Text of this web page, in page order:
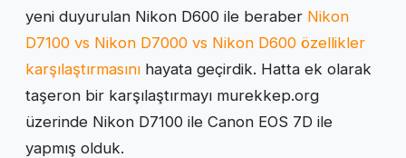
yeni duyurulan Nikon D600 ile beraber Nikon
D7100 vs Nikon D7000 vs Nikon D600 özellikler
karşılaştırmasını hayata geçirdik. Hatta ek olarak
taşeron bir karşılaştırmayı murekkep.org
üzerinde Nikon D7100 ile Canon EOS 7D ile
yapmış olduk.